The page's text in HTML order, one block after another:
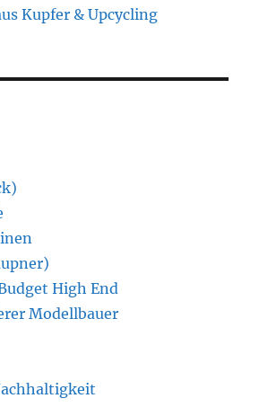
Kupfer & Upcycling
High End
Modellbauer